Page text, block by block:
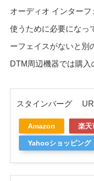
オーディオ インター
使うために必要になっ
ーフェイスがないと別
DTM周辺機器では購入
スタインバーグ
Amazon 楽天
Yahooショッピング